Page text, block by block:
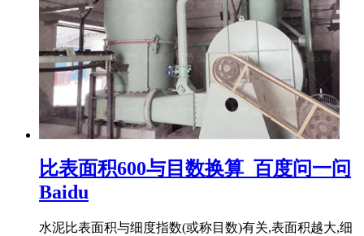
比表面积600与目数换算_百度问一问
Baidu
水泥比表面积与细度指数(或称目数)有关,表面积越大,细